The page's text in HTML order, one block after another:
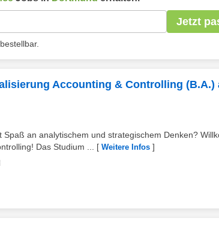
Jetzt
Accounting & Controlling (B.A.)
an analytischem und strategischem Denken?
Das Studium ...
[ Weitere Infos ]